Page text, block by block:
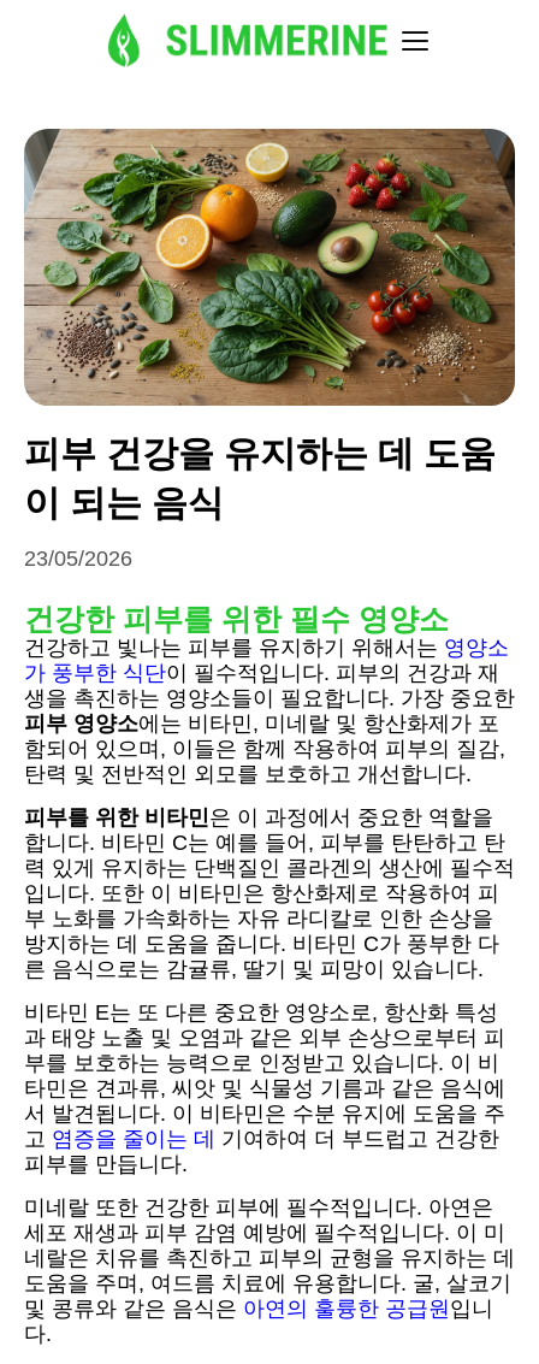
피부 건강을 유지하는 데 도움
이 되는 음식
23/05/2026
건강한 피부를 위한 필수 영양소
건강하고 빛나는 피부를 유지하기 위해서는 영양소
가 풍부한 식단이 필수적입니다. 피부의 건강과 재
생을 촉진하는 영양소들이 필요합니다. 가장 중요한
피부 영양소에는 비타민, 미네랄 및 항산화제가 포
함되어 있으며, 이들은 함께 작용하여 피부의 질감,
탄력 및 전반적인 외모를 보호하고 개선합니다.
피부를 위한 비타민은 이 과정에서 중요한 역할을
합니다. 비타민 C는 예를 들어, 피부를 탄탄하고 탄
력 있게 유지하는 단백질인 콜라겐의 생산에 필수적
입니다. 또한 이 비타민은 항산화제로 작용하여 피
부 노화를 가속화하는 자유 라디칼로 인한 손상을
방지하는 데 도움을 줍니다. 비타민 C가 풍부한 다
른 음식으로는 감귤류, 딸기 및 피망이 있습니다.
비타민 E는 또 다른 중요한 영양소로, 항산화 특성
과 태양 노출 및 오염과 같은 외부 손상으로부터 피
부를 보호하는 능력으로 인정받고 있습니다. 이 비
타민은 견과류, 씨앗 및 식물성 기름과 같은 음식에
서 발견됩니다. 이 비타민은 수분 유지에 도움을 주
고 염증을 줄이는 데
기여하여 더 부드럽고 건강한
피부를 만듭니다.
미네랄 또한 건강한 피부에 필수적입니다. 아연은
세포 재생과 피부 감염 예방에 필수적입니다. 이 미
네랄은 치유를 촉진하고 피부의 균형을 유지하는 데
도움을 주며, 여드름 치료에 유용합니다. 굴, 살코기
및 콩류와 같은 음식은 아연의 훌륭한 공급원 입니
다.